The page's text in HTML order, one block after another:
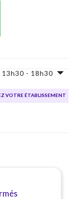
- 18h30
votre établissement